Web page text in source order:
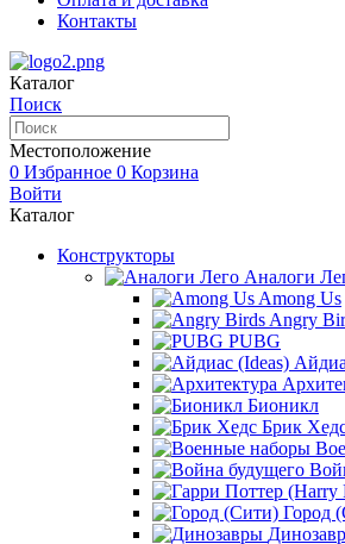
Контакты
Каталог
Поиск
Местоположение
0 Избранное 0 Корзина
Войти
Каталог
Конструкторы
Аналоги
Among Us
Angry
PUBG
Бионикл
Брик
Город